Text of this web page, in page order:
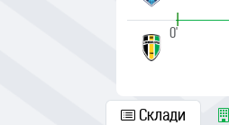
|
0'
Склади